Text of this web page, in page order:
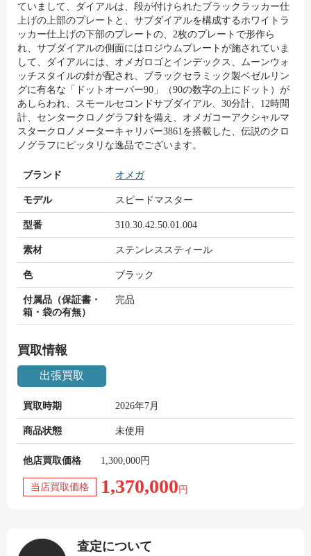
ていまして、ダイアルは、段が付けられたブラックラッカー仕
上げの上部のプレートと、サブダイアルを構成するホワイトラ
ッカー仕上げの下部のプレートの、2枚のプレートで形作ら
れ、サブダイアルの側面にはロジウムプレートが施されていま
して、ダイアルには、オメガロゴとインデックス、ムーンウォ
ッチスタイルの針が配され、ブラックセラミック製ベゼルリン
グに有名な「ドットオーバー90」（90の数字の上にドット）が
あしらわれ、スモールセコンドサブダイアル、30分計、12時間
計、センタークロノグラフ針を備え、オメガコーアクシャルマ
スタークロノメーターキャリバー3861を搭載した、伝説のクロ
ノグラフにピッタリな逸品でございます。
ブランド オメガ
モデル スピードマスター
型番 310.30.42.50.01.004
素材 ステンレススティール
色 ブラッ ク
付属品（保証書・
箱・袋の有無）
完品
買取情報
出張買取
買取時期 2026年7月
商品状態 未使用
他店買取価格 1,300,000円
当店買取価格 1,370,000 円
査定について